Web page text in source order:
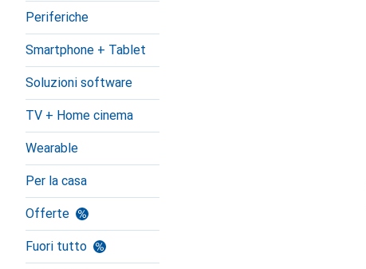
Periferiche
Smartphone + Tablet
Soluzioni software
TV + Home cinema
Wearable
Per la casa
Offerte
Fuori tutto